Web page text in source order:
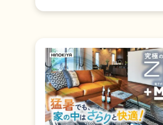
つけっぱなしでも、月々
め！ 家づくりの参考に、まずは
体感から始めましょう！ 実際の
涼しさ、体感できます ただいま
桧家住宅のモデルハウス
際にZ空調を体感してい
す。 さらに！モデルハウスは全
てリアルサイズで、 さまざまな
見るだけ・相談だけでも大歓
迎。 お気軽にお問い合わせくだ
さい。 そして桧家といえばZ空
調！ Z空調は、家中どこでも快適
な温度を保てる桧家住宅
調システム。 なんと、24時間365
日、家全体を快適な温度